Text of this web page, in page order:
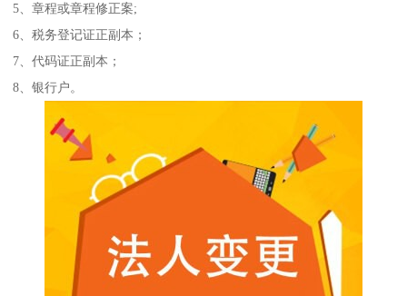
5、章程或章程修正案;
6、税务登记证正副本；
7、代码证正副本；
8、银行户。